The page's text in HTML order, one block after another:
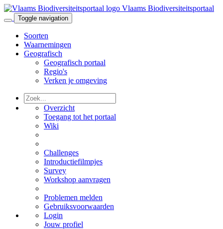
Vlaams Biodiversiteitsportaal
Toggle navigation
Soorten
Waarnemingen
Geografisch
Geografisch portaal
Regio's
Verken je omgeving
Overzicht
Toegang tot het portaal
Wiki
Challenges
Introductiefilmpjes
Survey
Workshop aanvragen
Problemen melden
Gebruiksvoorwaarden
Login
Jouw profiel